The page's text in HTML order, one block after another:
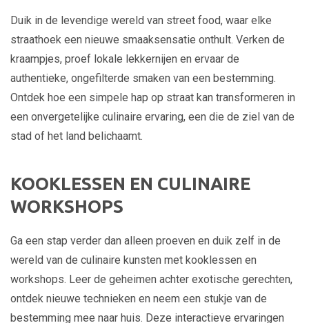
Duik in de levendige wereld van street food, waar elke
straathoek een nieuwe smaaksensatie onthult. Verken de
kraampjes, proef lokale lekkernijen en ervaar de
authentieke, ongefilterde smaken van een bestemming.
Ontdek hoe een simpele hap op straat kan transformeren in
een onvergetelijke culinaire ervaring, een die de ziel van de
stad of het land belichaamt.
KOOKLESSEN EN CULINAIRE
WORKSHOPS
Ga een stap verder dan alleen proeven en duik zelf in de
wereld van de culinaire kunsten met kooklessen en
workshops. Leer de geheimen achter exotische gerechten,
ontdek nieuwe technieken en neem een stukje van de
bestemming mee naar huis. Deze interactieve ervaringen